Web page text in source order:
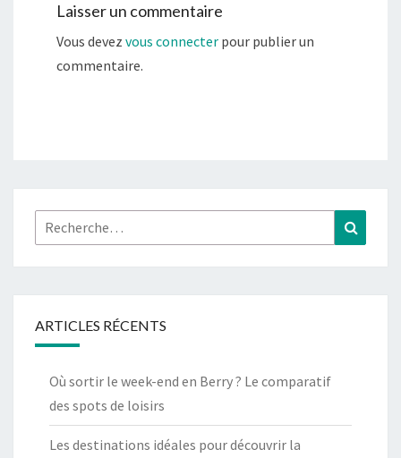
Laisser un commentaire
Vous devez vous connecter pour publier un
commentaire.
Rechercher :
ARTICLES RÉCENTS
Où sortir le week-end en Berry ? Le comparatif
des spots de loisirs
Les destinations idéales pour découvrir la